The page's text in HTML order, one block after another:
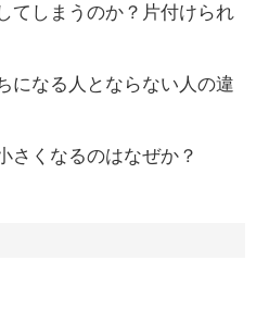
てしまうのか？片付けられ
になる人とならない人の違
さくなるのはなぜか？